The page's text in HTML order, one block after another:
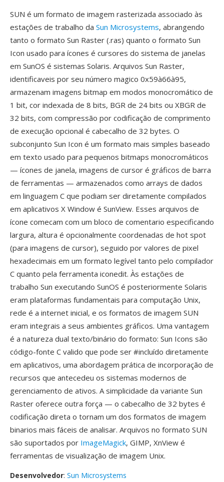
SUN é um formato de imagem rasterizada associado às
estações de trabalho da Sun Microsystems, abrangendo
tanto o formato Sun Raster (.ras) quanto o formato Sun
Icon usado para ícones é cursores do sistema de janelas
em SunOS é sistemas Solaris. Arquivos Sun Raster,
identificaveis por seu número magico 0x59à66à95,
armazenam imagens bitmap em modos monocromático de
1 bit, cor indexada de 8 bits, BGR de 24 bits ou XBGR de
32 bits, com compressão por codificação de comprimento
de execução opcional é cabecalho de 32 bytes. O
subconjunto Sun Icon é um formato mais simples baseado
em texto usado para pequenos bitmaps monocromáticos
— ícones de janela, imagens de cursor é gráficos de barra
de ferramentas — armazenados como arrays de dados
em linguagem C que podiam ser diretamente compilados
em aplicativos X Window é SunView. Esses arquivos de
ícone comecam com um bloco de comentario especificando
largura, altura é opcionalmente coordenadas de hot spot
(para imagens de cursor), seguido por valores de pixel
hexadecimais em um formato legível tanto pelo compilador
C quanto pela ferramenta iconedit. Às estações de
trabalho Sun executando SunOS é posteriormente Solaris
eram plataformas fundamentais para computação Unix,
rede é a internet inicial, e os formatos de imagem SUN
eram integrais a seus ambientes gráficos. Uma vantagem
é a natureza dual texto/binário do formato: Sun Icons são
código-fonte C valido que pode ser #incluído diretamente
em aplicativos, uma abordagem prática de incorporação de
recursos que antecedeu os sistemas modernos de
gerenciamento de ativos. A simplicidade da variante Sun
Raster oferece outra força — o cabecalho de 32 bytes é
codificação direta o tornam um dos formatos de imagem
binarios mais fáceis de analisar. Arquivos no formato SUN
são suportados por ImageMagick, GIMP, XnView é
ferramentas de visualização de imagem Unix.
Desenvolvedor: Sun Microsystems